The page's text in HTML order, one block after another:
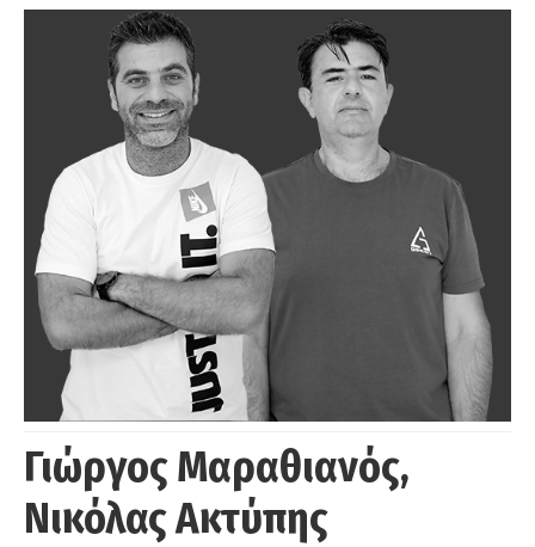
Γιώργος Μαραθιανός,
Νικόλας Ακτύπης